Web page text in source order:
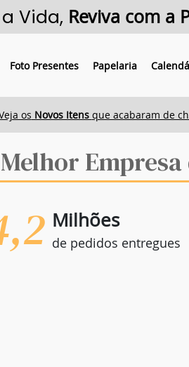
Vida, Reviva com a
Foto Presentes Papelaria
em 3x sem juros Parcelas
Empresa
Milhões
de pedidos entregues